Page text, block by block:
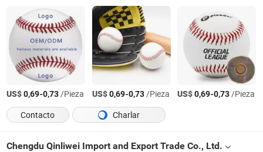
US$0,69-0,73/Pieza US$0,69-0,73/Pieza US$0,69-0,73/Pieza
Contacto
Charlar
Chengdu Qinliwei Import and Export Trade Co., Ltd.